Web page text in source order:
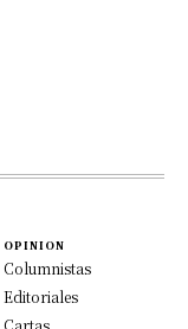
OPINION
Columnistas
Editoriales
Cartas